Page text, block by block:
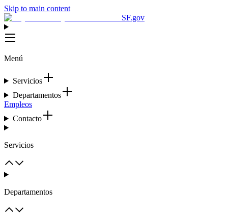
Skip to main content
SF.gov
Menú
Servicios
Departamentos
Empleos
Contacto
Servicios
Departamentos